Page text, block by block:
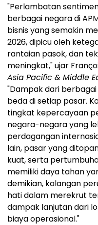
"Perlambatan
berbagai negara di
bisnis yang semakin
2026, dipicu oleh
rantaian pasok, dan
meningkat," ujar
Asia Pacific & Middle
"Dampak dari
beda di setiap pasar.
tingkat kepercayaan
negara-negara yang
perdagangan
lain, pasar yang
kuat, serta
memiliki daya tahan
demikian, kalangan
hati dalam merekrut
dampak lanjutan dari
biaya operasional."